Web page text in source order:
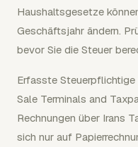
Haushaltsgesetze
Geschäftsjahr ändern.
bevor Sie die Steuer
Erfasste
Sale Terminals and
Rechnungen über Irans
sich nur auf